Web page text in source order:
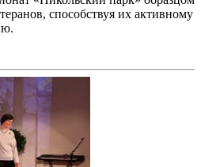
способствуя их активному